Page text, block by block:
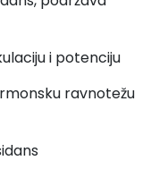
i potenciju
ravnotežu